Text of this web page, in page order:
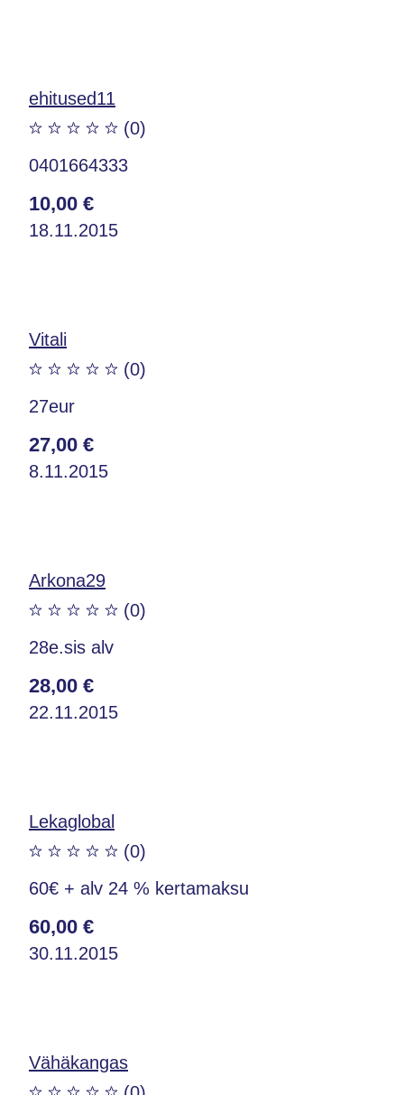
ehitused11
(0)
0401664333
10,00 €
18.11.2015
Vitali
(0)
27eur
27,00 €
8.11.2015
Arkona29
(0)
28e.sis alv
28,00 €
22.11.2015
Lekaglobal
(0)
60€ + alv 24 % kertamaksu
60,00 €
30.11.2015
Vähäkangas